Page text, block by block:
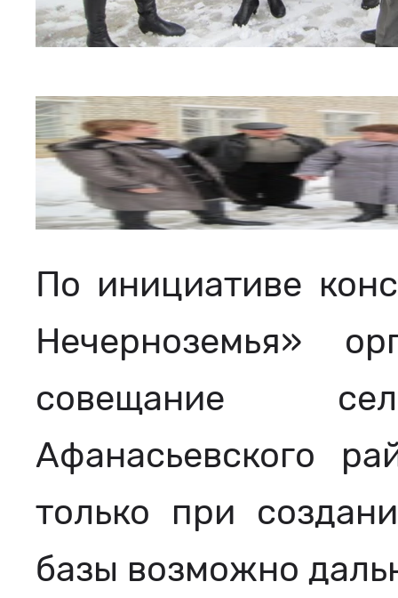
По инициативе
Нечерноземья»
совещание
Афанасьевского
только при
базы возможно